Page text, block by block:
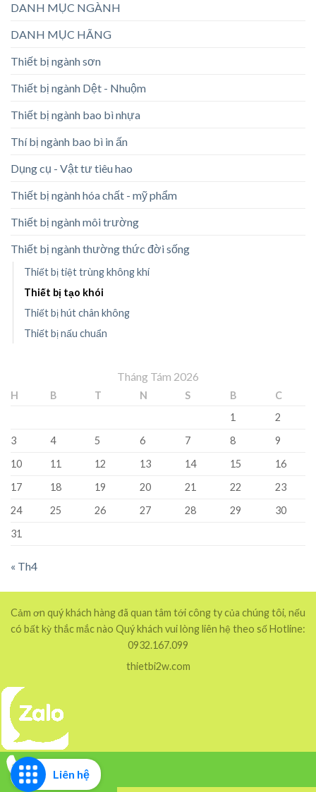
DANH MỤC NGÀNH
DANH MỤC HÃNG
Thiết bị ngành sơn
Thiết bị ngành Dệt - Nhuộm
Thiết bị ngành bao bì nhựa
Thí bị ngành bao bì in ấn
Dụng cụ - Vật tư tiêu hao
Thiết bị ngành hóa chất - mỹ phẩm
Thiết bị ngành môi trường
Thiết bị ngành thường thức đời sống
Thiết bị tiệt trùng không khí
Thiết bị tạo khói
Thiết bị hút chân không
Thiết bị nấu chuẩn
Tháng Tám 2026
H B T N S B
C
1
2
3
4 5 6 7 8
9
10
11 12 13 14 15
16
17
18 19 20 21 22
23
24
25 26 27 28 29
30
31
« Th4
Cảm ơn quý khách hàng đã quan tâm tới công ty của chúng tôi, nếu
có bất kỳ thắc mắc nào Quý khách vui lòng liên hệ theo số Hotline:
0932.167.099
thietbi2w.com
Liên hệ